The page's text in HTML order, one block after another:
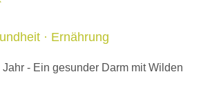
· Ernährung
- Ein gesunder Darm mit Wilden